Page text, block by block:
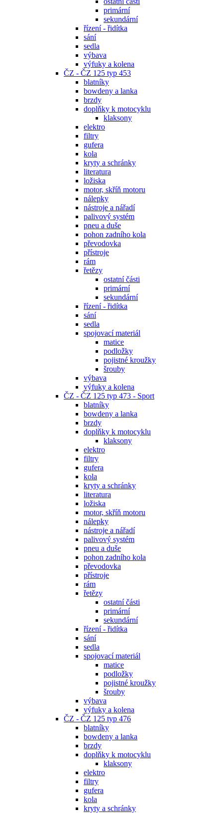
primární
sekundární
řízení - řidítka
sání
sedla
výbava
výfuky a kolena
ČZ - ČZ 125 typ 453
blatníky
bowdeny a lanka
brzdy
doplňky k motocyklu
klaksony
elektro
filtry
gufera
kola
kryty a schránky
literatura
ložiska
motor, skříň motoru
nálepky
nástroje a nářadí
palivový systém
pneu a duše
pohon zadního kola
převodovka
přístroje
rám
řetězy
ostatní části
primární
sekundární
řízení - řidítka
sání
sedla
spojovací materiál
matice
podložky
pojistné kroužky
šrouby
výbava
výfuky a kolena
ČZ - ČZ 125 typ 473 - Sport
blatníky
bowdeny a lanka
brzdy
doplňky k motocyklu
klaksony
elektro
filtry
gufera
kola
kryty a schránky
literatura
ložiska
motor, skříň motoru
nálepky
nástroje a nářadí
palivový systém
pneu a duše
pohon zadního kola
převodovka
přístroje
rám
řetězy
ostatní části
primární
sekundární
řízení - řidítka
sání
sedla
spojovací materiál
matice
podložky
pojistné kroužky
šrouby
výbava
výfuky a kolena
ČZ - ČZ 125 typ 476
blatníky
bowdeny a lanka
brzdy
doplňky k motocyklu
klaksony
elektro
filtry
gufera
kola
kryty a schránky